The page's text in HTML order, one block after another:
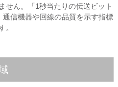
せん。「1秒当たりの伝送ビット
信機器や回線の品質を示す指標
。